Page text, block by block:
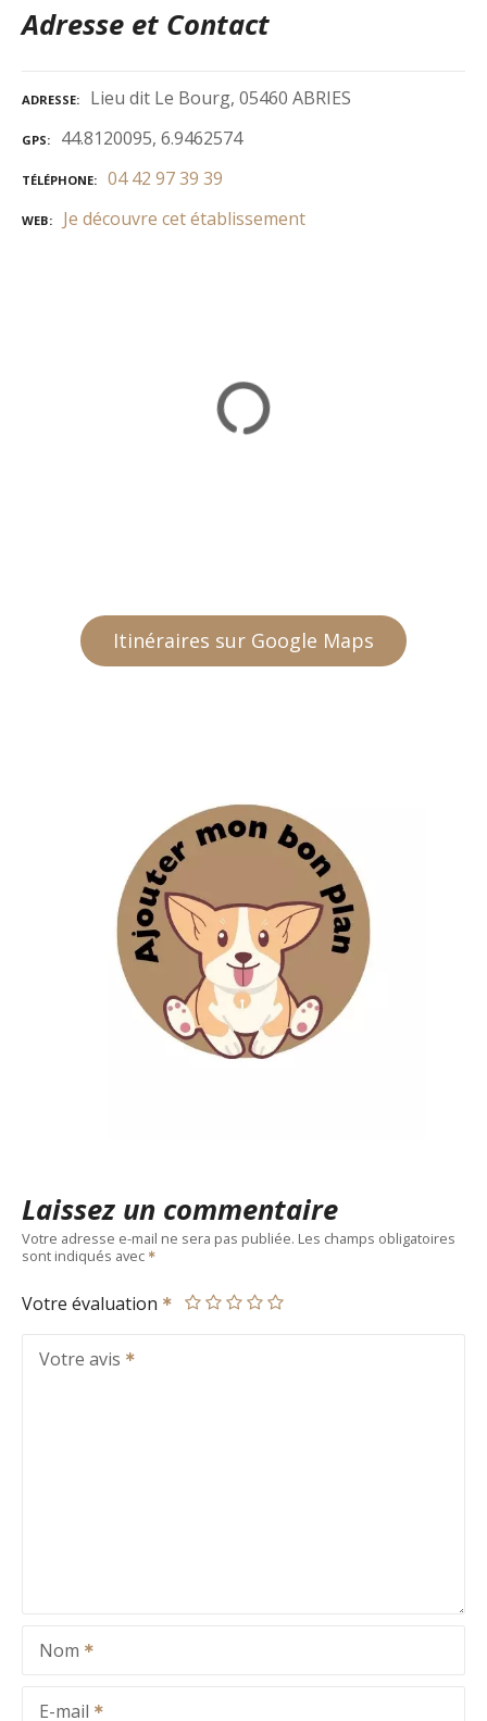
Adresse et Contact
ADRESSE Lieu dit Le Bourg, 05460 ABRIES
GPS 44.8120095, 6.9462574
TÉLÉPHONE 04 42 97 39 39
WEB Je découvre cet établissement
Itinéraires sur Google Maps
Laissez un commentaire
Votre adresse e-mail ne sera pas publiée. Les champs obligatoires
sont indiqués avec
Votre évaluation
Votre avis
Nom
E-mail